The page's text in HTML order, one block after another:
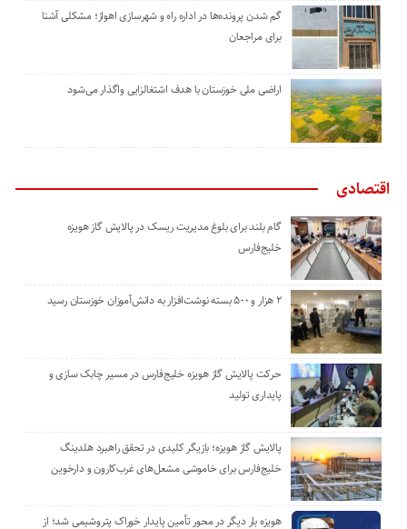
گم شدن پرونده‌ها در اداره راه و شهرسازی اهواز؛ مشکلی آشنا
برای مراجعان
اراضی ملی خوزستان با هدف اشتغالزایی واگذار می‌شود
اقتصادی
گام بلند برای بلوغ مدیریت ریسک در پالایش گاز هویزه
خلیج‌فارس
۲ هزار و ۵۰۰ بسته نوشت‌افزار به دانش‌آموزان خوزستان رسید
حرکت پالایش گاز هویزه خلیج‌فارس در مسیر چابک سازی و
پایداری تولید
پالایش گاز هویزه؛ بازیگر کلیدی در تحقق راهبرد هلدینگ
خلیج‌فارس برای خاموشی مشعل‌های غرب‌کارون و دارخوین
هویزه بار دیگر در محور تأمین پایدار خوراک پتروشیمی شد؛ از